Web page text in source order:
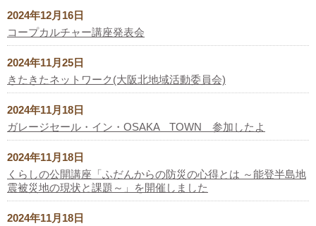
2024年12月16日
コープカルチャー講座発表会
2024年11月25日
きたきたネットワーク(大阪北地域活動委員会)
2024年11月18日
ガレージセール・イン・OSAKA TOWN 参加したよ
2024年11月18日
くらしの公開講座「ふだんからの防災の心得とは ～能登半島地
震被災地の現状と課題～」を開催しました
2024年11月18日